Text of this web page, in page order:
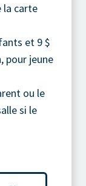
la carte
et 9 $
pour jeune
ou le
si le